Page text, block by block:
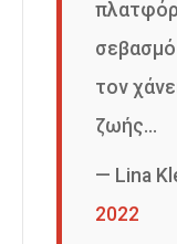
τον
ζωής…
— Lina
2022